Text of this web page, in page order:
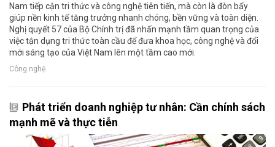
Nam tiếp cận tri thức và công nghệ tiên tiến, mà còn là đòn bẩy
giúp nền kinh tế tăng trưởng nhanh chóng, bền vững và toàn diện.
Nghị quyết 57 của Bộ Chính trị đã nhấn mạnh tầm quan trọng của
việc tận dụng tri thức toàn cầu để đưa khoa học, công nghệ và đổi
mới sáng tạo của Việt Nam lên một tầm cao mới.
Công nghệ
Phát triển doanh nghiệp tư nhân: Cần chính sách
mạnh mẽ và thực tiễn